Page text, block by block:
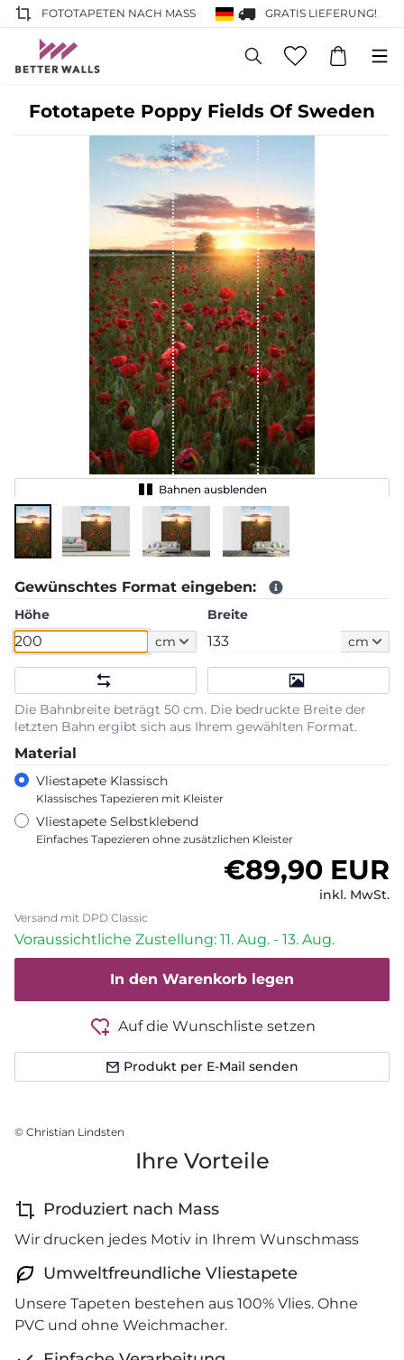
FOTOTAPETEN NACH MASS GRATIS LIEFERUNG!
Fototapete Poppy Fields Of Sweden
Bahnen ausblenden
Gewünschtes Format eingeben:
Höhe
cm
Breite
cm
Die Bahnbreite beträgt 50 cm. Die bedruckte Breite der
letzten Bahn ergibt sich aus Ihrem gewählten Format.
Material
Vliestapete Klassisch
Klassisches Tapezieren mit Kleister
Vliestapete Selbstklebend
Einfaches Tapezieren ohne zusätzlichen Kleister
Normaler
€89,90 EUR
inkl. MwSt.
Versand mit DPD Classic
Voraussichtliche Zustellung: 11. Aug. - 13. Aug.
In den Warenkorb legen
Auf die Wunschliste setzen
Produkt per E-Mail senden
© Christian Lindsten
Ihre Vorteile
Produziert nach Mass
Wir drucken jedes Motiv in Ihrem Wunschmass
Umweltfreundliche Vliestapete
Unsere Tapeten bestehen aus 100% Vlies. Ohne
PVC und ohne Weichmacher.